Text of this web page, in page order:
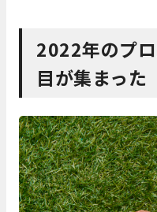
2022年のプ
目が集まった